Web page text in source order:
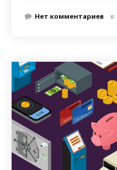
Нет комментариев в